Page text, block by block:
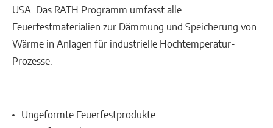
USA. Das RATH Programm umfasst alle
Feuerfestmaterialien zur Dämmung und Speicherung von
Wärme in Anlagen für industrielle Hochtemperatur-
Prozesse.
Ungeformte Feuerfestprodukte